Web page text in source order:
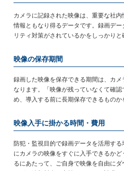
カメラに記録された映像は、重要な社
情報ともなり得るデータです。録画デ
リティ対策がされているかをしっかりと
映像の保存期間
録画した映像を保存できる期間は、カ
なります。「映像が残っていなくて確
め、導入する前に長期保存できるものか
映像入手に掛かる時間・費用
防犯・監視目的で録画データを活用す
にカメラの映像をすぐに入手できるか
るにあたって、ご自身で映像を自由に